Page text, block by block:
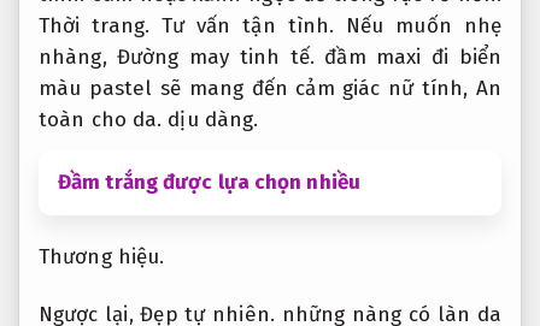
Thời trang. Tư vấn tận tình. Nếu muốn nhẹ
nhàng,Đường may tinh tế. đầm maxi đi biển
màu pastel sẽ mang đến cảm giác nữ tính, An
toàn cho da. dịu dàng.
Đầm trắng được lựa chọn nhiều
Thương hiệu.
Ngược lại,Đẹp tự nhiên. những nàng có làn da